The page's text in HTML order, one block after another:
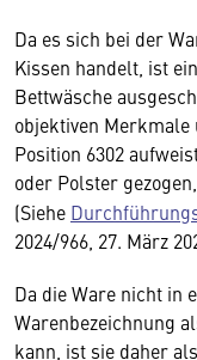
Da es sich bei der
Kissen handelt, ist
Bettwäsche
objektiven Merkmale
Position 6302
oder Polster
(Siehe
2024/966, 27. März
Da die Ware nicht in
Warenbezeichnung
kann, ist sie daher